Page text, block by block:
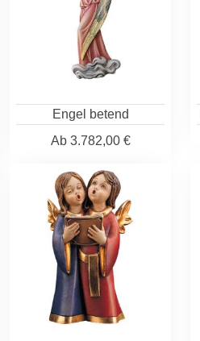
Engel betend
Ab3.782,00 €